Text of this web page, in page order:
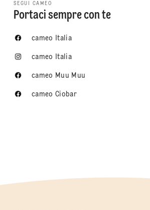
SEGUI CAMEO
Portaci sempre con te
cameo Italia
cameo Italia
cameo Muu Muu
cameo Ciobar